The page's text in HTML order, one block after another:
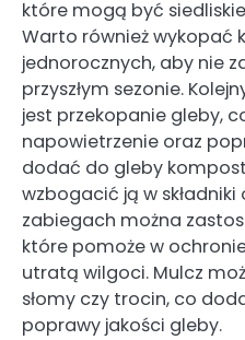
które mogą być
Warto również wykopać
jednorocznych, aby nie
przyszłym sezonie.
jest przekopanie gleby,
napowietrzenie oraz
dodać do gleby
wzbogacić ją w składniki
zabiegach można
które pomoże w
utratą wilgoci. Mulcz
słomy czy trocin, co
poprawy jakości gleby.